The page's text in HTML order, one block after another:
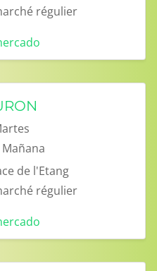
régulier
Mañana
de l'Etang
régulier